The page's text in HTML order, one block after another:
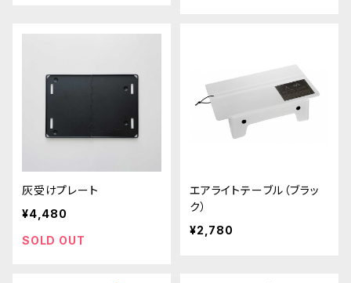
灰受けプレート
¥4,480
SOLD OUT
エアライトテーブル（ブラッ
ク）
¥2,780